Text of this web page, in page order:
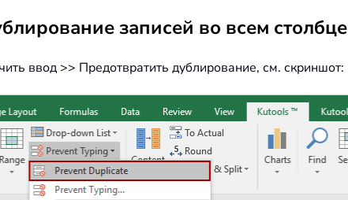
записей во всем столбце
ввод >> Предотвратить дублирование, см. скриншот: